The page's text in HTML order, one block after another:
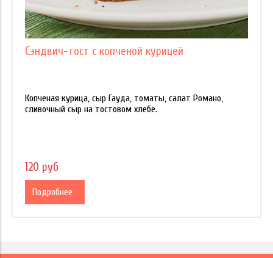
Сэндвич-тост c копченой курицей
Копченая курица, сыр Гауда, томаты, салат Романо,
сливочный сыр на тостовом хлебе.
120 руб
Подробнее